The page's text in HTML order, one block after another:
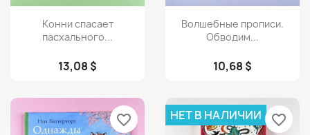
Просмотр
Конни спасает
пасхального...
13,08 $
Просмотр
Волшебные прописи.
Обводим...
10,68 $
favorite_border НЕТ В НАЛИЧИИ favorite_border